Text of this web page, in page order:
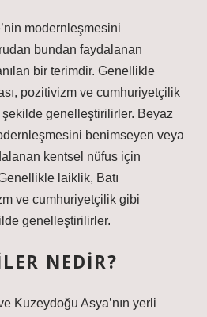
modernleşmesini
bundan faydalanan
bir terimdir. Genellikle
pozitivizm ve cumhuriyetçilik
genelleştirilirler. Beyaz
benimseyen veya
kentsel nüfus için
laiklik, Batı
ve cumhuriyetçilik gibi
genelleştirilirler.
NEDIR?
Kuzeydoğu Asya’nın yerli